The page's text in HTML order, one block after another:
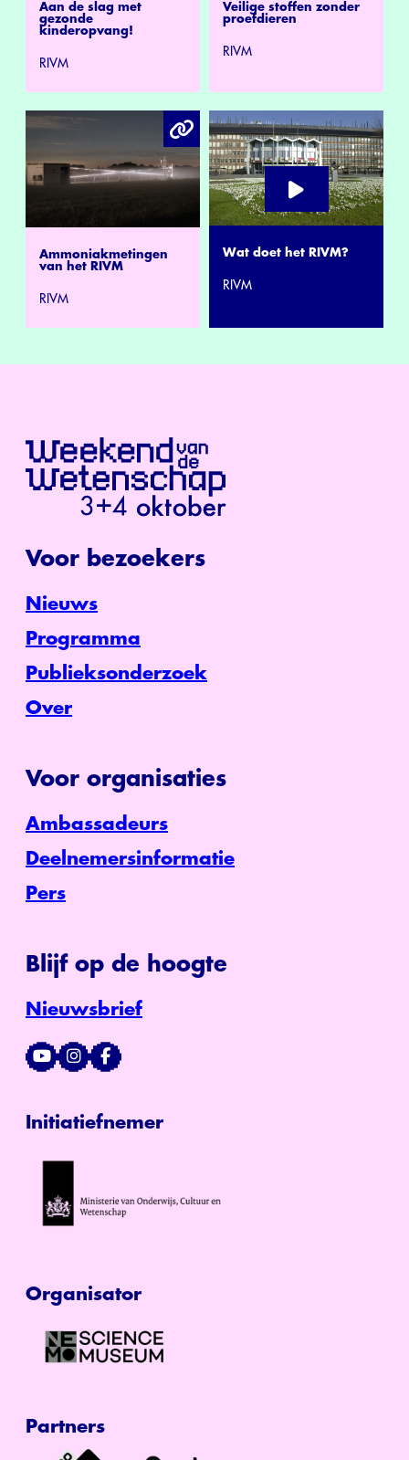
Aan de slag met
gezonde
kinderopvang!
RIVM
Veilige stoffen zonder
proefdieren
RIVM
Ammoniakmetingen
van het RIVM
RIVM
Wat doet het RIVM?
RIVM
Voor bezoekers
Nieuws
Programma
Publieksonderzoek
Over
Voor organisaties
Ambassadeurs
Deelnemersinformatie
Pers
Blijf op de hoogte
Nieuwsbrief
Initiatiefnemer
Organisator
Partners